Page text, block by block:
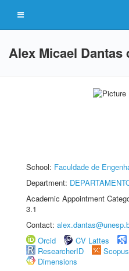
Alex Micael Dantas
School: Faculdade de
Department:
Academic Appointment
3.1
Contact:
Orcid
CV Lattes
ResearcherID
Scopus
Dimensions